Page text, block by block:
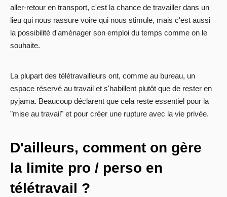
aller-retour en transport, c'est la chance de travailler dans un
lieu qui nous rassure voire qui nous stimule, mais c'est aussi
la possibilité d'aménager son emploi du temps comme on le
souhaite.
La plupart des télétravailleurs ont, comme au bureau, un
espace réservé au travail et s'habillent plutôt que de rester en
pyjama. Beaucoup déclarent que cela reste essentiel pour la
"mise au travail" et pour créer une rupture avec la vie privée.
D'ailleurs, comment on gère
la limite pro / perso en
télétravail ?